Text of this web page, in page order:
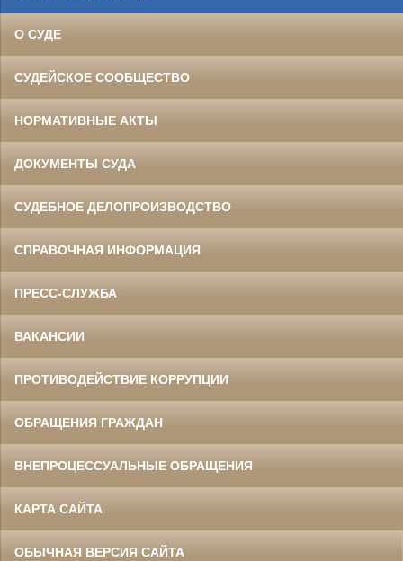
О СУДЕ
СУДЕЙСКОЕ СООБЩЕСТВО
НОРМАТИВНЫЕ АКТЫ
ДОКУМЕНТЫ СУДА
СУДЕБНОЕ ДЕЛОПРОИЗВОДСТВО
СПРАВОЧНАЯ ИНФОРМАЦИЯ
ПРЕСС-СЛУЖБА
ВАКАНСИИ
ПРОТИВОДЕЙСТВИЕ КОРРУПЦИИ
ОБРАЩЕНИЯ ГРАЖДАН
ВНЕПРОЦЕССУАЛЬНЫЕ ОБРАЩЕНИЯ
КАРТА САЙТА
ОБЫЧНАЯ ВЕРСИЯ САЙТА